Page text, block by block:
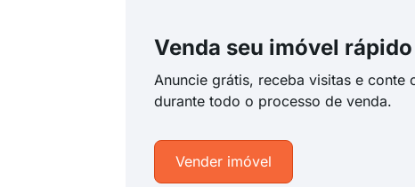
Venda seu imóvel
Anuncie grátis, receba visitas e conte
durante todo o processo de venda.
Vender imóvel